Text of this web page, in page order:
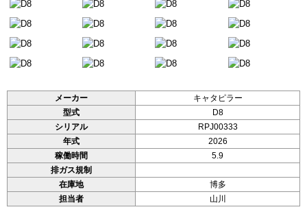
メーカー
キャタピラー
型式
D8
シリアル
RPJ00333
年式
2026
稼働時間
5.9
排ガス規制
在庫地
博多
担当者
山川